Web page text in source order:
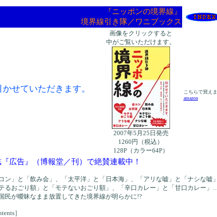
『ニッポンの境界線』
境界線引き隊／ワニブックス
かせていただきます。
画像をクリックすると
中がご覧いただけます。
2007年5月25日発売
1260円（税込）
128P（カラー64P）
こちらで買え
amazon
広告』（博報堂／刊）で絶賛連載中！
コン」と「飲み会」、「太平洋」と「日本海」、「アリな嘘」と「ナシな嘘」
テるおごり額」と「モテないおごり額」、「辛口カレー」と「甘口カレー」
民が曖昧なまま放置してきた境界線が明らかに!?
］